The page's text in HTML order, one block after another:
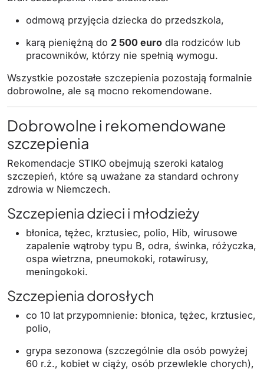
odmową przyjęcia dziecka do przedszkola,
karą pieniężną do 2 500 euro dla rodziców lub
pracowników, którzy nie spełnią wymogu.
Wszystkie pozostałe szczepienia pozostają formalnie
dobrowolne, ale są mocno rekomendowane.
Dobrowolne i rekomendowane
szczepienia
Rekomendacje STIKO obejmują szeroki katalog
szczepień, które są uważane za standard ochrony
zdrowia w Niemczech.
Szczepienia dzieci i młodzieży
błonica, tężec, krztusiec, polio, Hib, wirusowe
zapalenie wątroby typu B, odra, świnka, różyczka,
ospa wietrzna, pneumokoki, rotawirusy,
meningokoki.
Szczepienia dorosłych
co 10 lat przypomnienie: błonica, tężec, krztusiec,
polio,
grypa sezonowa (szczególnie dla osób powyżej
60 r.ż., kobiet w ciąży, osób przewlekle chorych),